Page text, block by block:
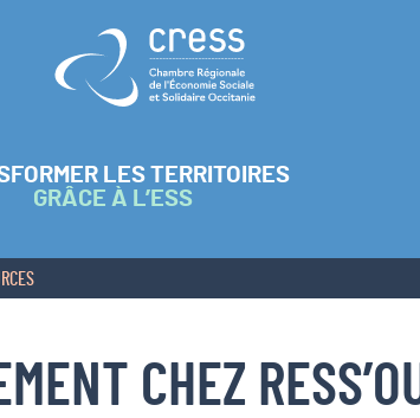
Retour à l'accueil
LES TERRITOIRES
GRÂCE À L’ESS
CHEZ